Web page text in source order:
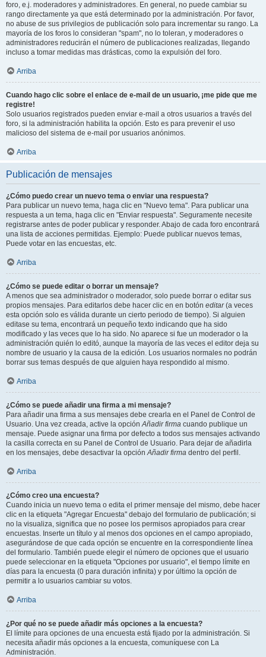
foro, e.j. moderadores y administradores. En general, no puede cambiar su
rango directamente ya que está determinado por la administración. Por favor,
no abuse de sus privilegios de publicación solo para incrementar su rango. La
mayoría de los foros lo consideran "spam", no lo toleran, y moderadores o
administradores reducirán el número de publicaciones realizadas, llegando
incluso a tomar medidas mas drásticas, como la expulsión del foro.
Arriba
Cuando hago clic sobre el enlace de e-mail de un usuario, ¡me pide que me
registre!
Solo usuarios registrados pueden enviar e-mail a otros usuarios a través del
foro, si la administración habilita la opción. Esto es para prevenir el uso
malicioso del sistema de e-mail por usuarios anónimos.
Arriba
Publicación de mensajes
¿Cómo puedo crear un nuevo tema o enviar una respuesta?
Para publicar un nuevo tema, haga clic en "Nuevo tema". Para publicar una
respuesta a un tema, haga clic en "Enviar respuesta". Seguramente necesite
registrarse antes de poder publicar y responder. Abajo de cada foro encontrará
una lista de acciones permitidas. Ejemplo: Puede publicar nuevos temas,
Puede votar en las encuestas, etc.
Arriba
¿Cómo se puede editar o borrar un mensaje?
A menos que sea administrador o moderador, solo puede borrar o editar sus
propios mensajes. Para editarlos debe hacer clic en en botón editar(a veces
esta opción solo es válida durante un cierto periodo de tiempo). Si alguien
editase su tema, encontrará un pequeño texto indicando que ha sido
modificado y las veces que lo ha sido. No aparece si fue un moderador o la
administración quién lo editó, aunque la mayoría de las veces el editor deja su
nombre de usuario y la causa de la edición. Los usuarios normales no podrán
borrar sus temas después de que alguien haya respondido al mismo.
Arriba
¿Cómo se puede añadir una firma a mi mensaje?
Para añadir una firma a sus mensajes debe crearla en el Panel de Control de
Usuario. Una vez creada, active la opciónAñadir firma cuando publique un
mensaje. Puede asignar una firma por defecto a todos sus mensajes activando
la casilla correcta en su Panel de Control de Usuario. Para dejar de añadirla
en los mensajes, debe desactivar la opciónAñadir firma dentro del perfil.
Arriba
¿Cómo creo una encuesta?
Cuando inicia un nuevo tema o edita el primer mensaje del mismo, debe hacer
clic en la etiqueta "Agregar Encuesta" debajo del formulario de publicación; si
no la visualiza, significa que no posee los permisos apropiados para crear
encuestas. Inserte un título y al menos dos opciones en el campo apropiado,
asegurándose de que cada opción se encuentre en la correspondiente línea
del formulario. También puede elegir el número de opciones que el usuario
puede seleccionar en la etiqueta "Opciones por usuario", el tiempo límite en
días para la encuesta (0 para duración infinita) y por último la opción de
permitir a lo usuarios cambiar su votos.
Arriba
¿Por qué no se puede añadir más opciones a la encuesta?
El límite para opciones de una encuesta está fijado por la administración. Si
necesita añadir más opciones a la encuesta, comuníquese con La
Administración.